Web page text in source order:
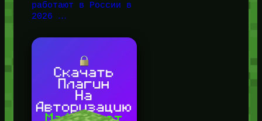
работают в России в
2026 …